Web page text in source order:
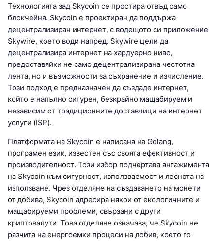
Технологията зад Skycoin се простира отвъд само
блокчейна. Skycoin е проектиран да поддържа
децентрализиран интернет, с водещото си приложение
Skywire, което води напред. Skywire цели да
децентрализира интернет на хардуерно ниво,
предоставяйки не само децентрализирана честотна
лента, но и възможности за съхранение и изчисление.
Този подход е предназначен да създаде интернет,
който е напълно сигурен, безкрайно мащабируем и
независим от традиционните доставчици на интернет
услуги (ISP).
Платформата на Skycoin е написана на Golang,
програмен език, известен със своята ефективност и
производителност. Този избор подчертава ангажимента
на Skycoin към сигурност, използваемост и леснота на
използване. Чрез отделяне на създаването на монети
от добива, Skycoin адресира някои от екологичните и
мащабируеми проблеми, свързани с други
криптовалути. Това отделяне означава, че Skycoin не
разчита на енергоемки процеси на добив, което го